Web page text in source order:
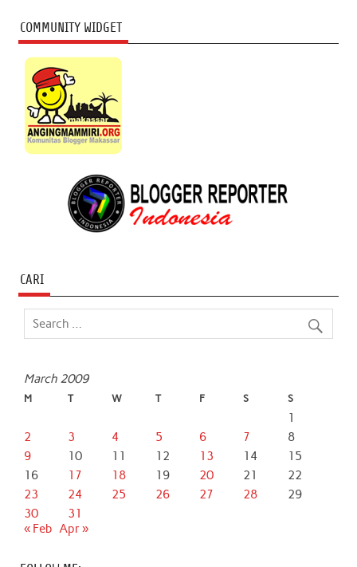
COMMUNITY WIDGET
CARI
March 2009
M T W T F S S
1
2
3 4 5 6 7
8
9
10 11 12 13 14
15
16
17 18 19 20 21
22
23
24 25 26 27 28
29
30
31
« Feb Apr »